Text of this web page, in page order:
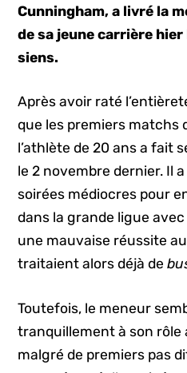
Cunningham, a livré la
de sa jeune carrière
siens.
Après avoir raté
que les premiers matchs
l’athlète de 20 ans a fait
le 2 novembre dernier. Il
soirées médiocres pour
dans la grande ligue
une mauvaise réussite
traitaient alors déjà de
Toutefois, le meneur
tranquillement à son rôle
malgré de premiers pas